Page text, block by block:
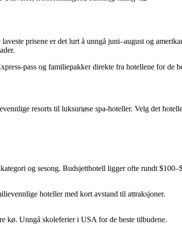
prisene er det lurt å unngå juni–august og
pass og familiepakker direkte fra hotellene for de
resorts til luksuriøse spa-hoteller. Velg det
og sesong. Budsjetthotell ligger ofte rundt
hoteller med kort avstand til attraksjoner.
kø. Unngå skoleferier i USA for de beste tilbudene.